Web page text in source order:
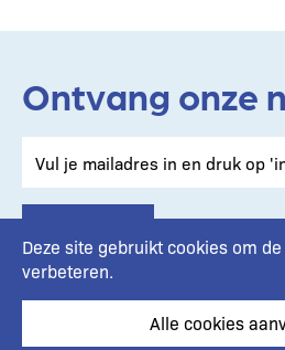
Ontvang onze
Deze site gebruikt cookies om
verbeteren.
Alle cookies